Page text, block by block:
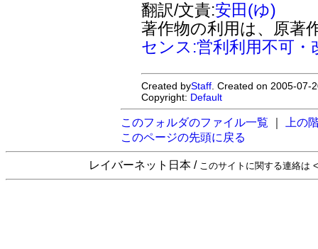
翻訳/文責:安田(ゆ)
著作物の利用は、原著
センス:営利利用不可・
Created byStaff . Created on 2005-
Copyright: Default
このフォルダのファイル一覧
上の
このページの先頭に戻る
レイバーネット日本 / このサイトに関する連絡は